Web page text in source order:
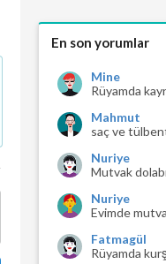
En son yorumlar
Mine
Rüyamda
Mahmut
saç ve
Nuriye
Mutvak
Nuriye
Evimde
Fatmagül
Rüyamda